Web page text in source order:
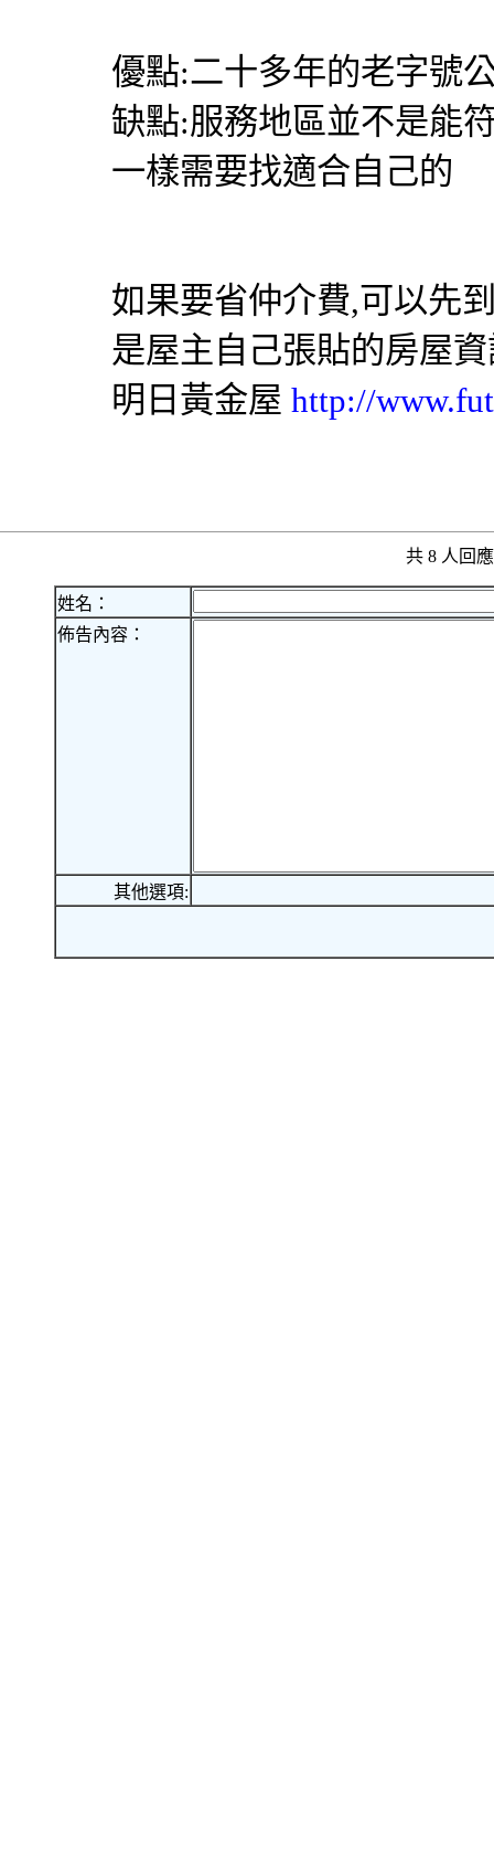
優點:二十多年的老字號
缺點:服務地區並不是能
一樣需要找適合自己的
如果要省仲介費,可以先
是屋主自己張貼的房屋
明日黃金屋 http://
共 8 人回
姓名：
佈告內容：
其他選項: